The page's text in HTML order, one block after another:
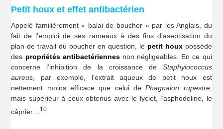
Petit houx et effet antibactérien
Appelé familièrement « balai de boucher » par les Anglais, du
fait de l’emploi de ses rameaux à des fins d’aseptisation du
plan de travail du boucher en question, le petit houxpossède
des propriétés antibactériennesnon négligeables. En ce qui
concerne l’inhibition de la croissance de Staphylococcus
aureus , par exemple, l’extrait aqueux de petit houx est
nettement moins efficace que celui dePhagnalon rupestre,
mais supérieur à ceux obtenus avec le lyciet, l’asphodeline, le
câprier…
10